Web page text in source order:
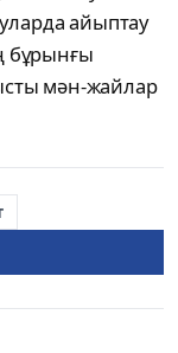
айыптау
бұрынғы
мән-жайлар